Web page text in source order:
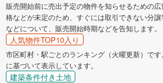
販売開始前に売出予定の物件を知らせるための
格などが未定のため、すぐには取引できない分
などについて、販売開始時期などを告知します。
人気物件TOP10入り
市区町村・駅ごとのランキング（火曜更新）で
に基づいて表示しています。
建築条件付き土地